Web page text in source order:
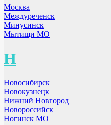
Москва
Междуреченск
Минусинск
Мытищи МО
Н
Новосибирск
Новокузнецк
Нижний Новгород
Новороссийск
Ногинск МО